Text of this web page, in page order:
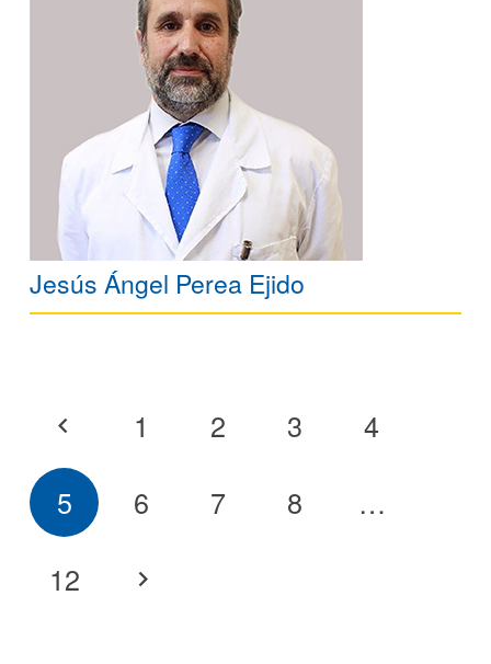
Jesús Ángel Perea Ejido
1 2 3
4
5
6 7 8
…
12